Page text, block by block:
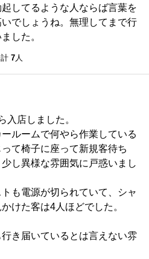
してるような人ならば言葉を
でしょうね。無理してまで行
した。
7人
入店しました。
ルームで何やら作業している
て椅子に座って新規客待ち
し異様な雰囲気に戸惑いまし
も電源が切られていて、シャ
けた客は4人ほどでした。
き届いているとは言えない雰